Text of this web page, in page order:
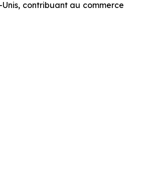
contribuant au commerce